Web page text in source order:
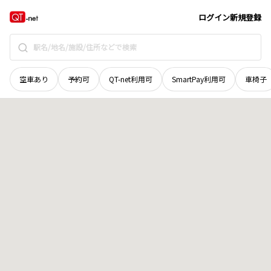
ログイン新規登録
空車あり 予約可 QT-net利用可 SmartPay利用可 車椅子
広島県